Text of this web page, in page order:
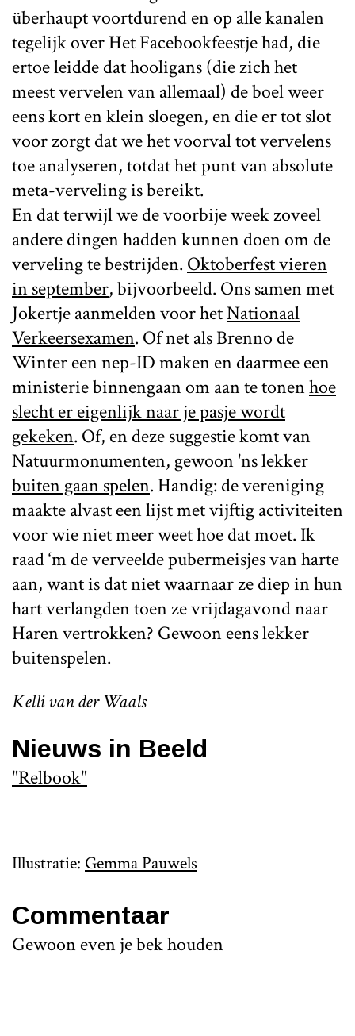
überhaupt voortdurend en op alle kanalen
tegelijk over Het Facebookfeestje had, die
ertoe leidde dat hooligans (die zich het
meest vervelen van allemaal) de boel weer
eens kort en klein sloegen, en die er tot slot
voor zorgt dat we het voorval tot vervelens
toe analyseren, totdat het punt van absolute
meta-verveling is bereikt.
En dat terwijl we de voorbije week zoveel
andere dingen hadden kunnen doen om de
verveling te bestrijden. Oktoberfest vieren
in september, bijvoorbeeld. Ons samen met
Jokertje aanmelden voor hetNationaal
Verkeersexamen. Of net als Brenno de
Winter een nep-ID maken en daarmee een
ministerie binnengaan om aan te tonenhoe
slecht er eigenlijk naar je pasje wordt
gekeken. Of, en deze suggestie komt van
Natuurmonumenten, gewoon 'ns lekker
buiten gaan spelen. Handig: de vereniging
maakte alvast een lijst met vijftig activiteiten
voor wie niet meer weet hoe dat moet. Ik
raad ‘m de verveelde pubermeisjes van harte
aan, want is dat niet waarnaar ze diep in hun
hart verlangden toen ze vrijdagavond naar
Haren vertrokken? Gewoon eens lekker
buitenspelen.
Kelli van der Waals
Nieuws in Beeld
"Relbook"
Illustratie: Gemma Pauwels
Commentaar
Gewoon even je bek houden